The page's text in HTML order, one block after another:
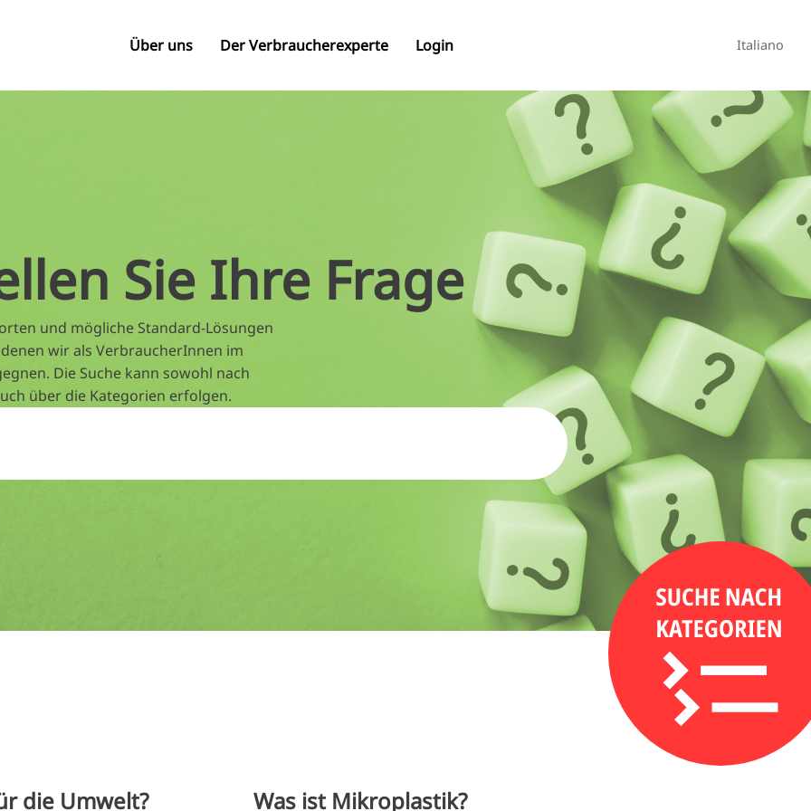
Über uns Der Verbraucherexperte Login Italiano
Sie Ihre Frage
und mögliche Standard-Lösungen
wir als VerbraucherInnen im
Die Suche kann sowohl nach
über die Kategorien erfolgen.
die Umwelt? Was ist Mikroplastik?